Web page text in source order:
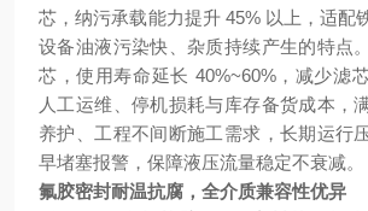
芯，纳污承载能力提升 45% 以上，适配
设备油液污染快、杂质持续产生的特点
芯，使用寿命延长 40%~60%，减少滤
人工运维、停机损耗与库存备货成本，
养护、工程不间断施工需求，长期运行
早堵塞报警，保障液压流量稳定不衰减。
氟胶密封耐温抗腐，全介质兼容性优异